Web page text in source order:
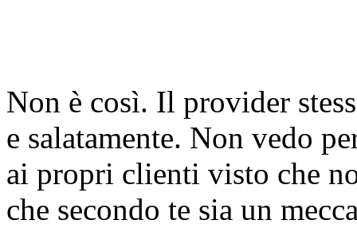
Non è così. Il provider
e salatamente. Non vedo
ai propri clienti visto che
che secondo te sia un